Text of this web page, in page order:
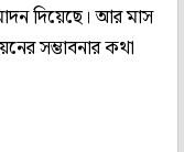
দিয়েছে। আর মাস
সম্ভাবনার কথা